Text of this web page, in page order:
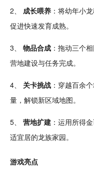
2、 成长喂养 ：将幼年小
促进快速发育成熟。
3、 物品合成 ：拖动三个
营地建设与任务完成。
4、 关卡挑战 ： 穿越百余
量， 解锁新区域地图。
5、 营地扩建 ：运用所得
适宜居的龙族家园。
游戏亮点